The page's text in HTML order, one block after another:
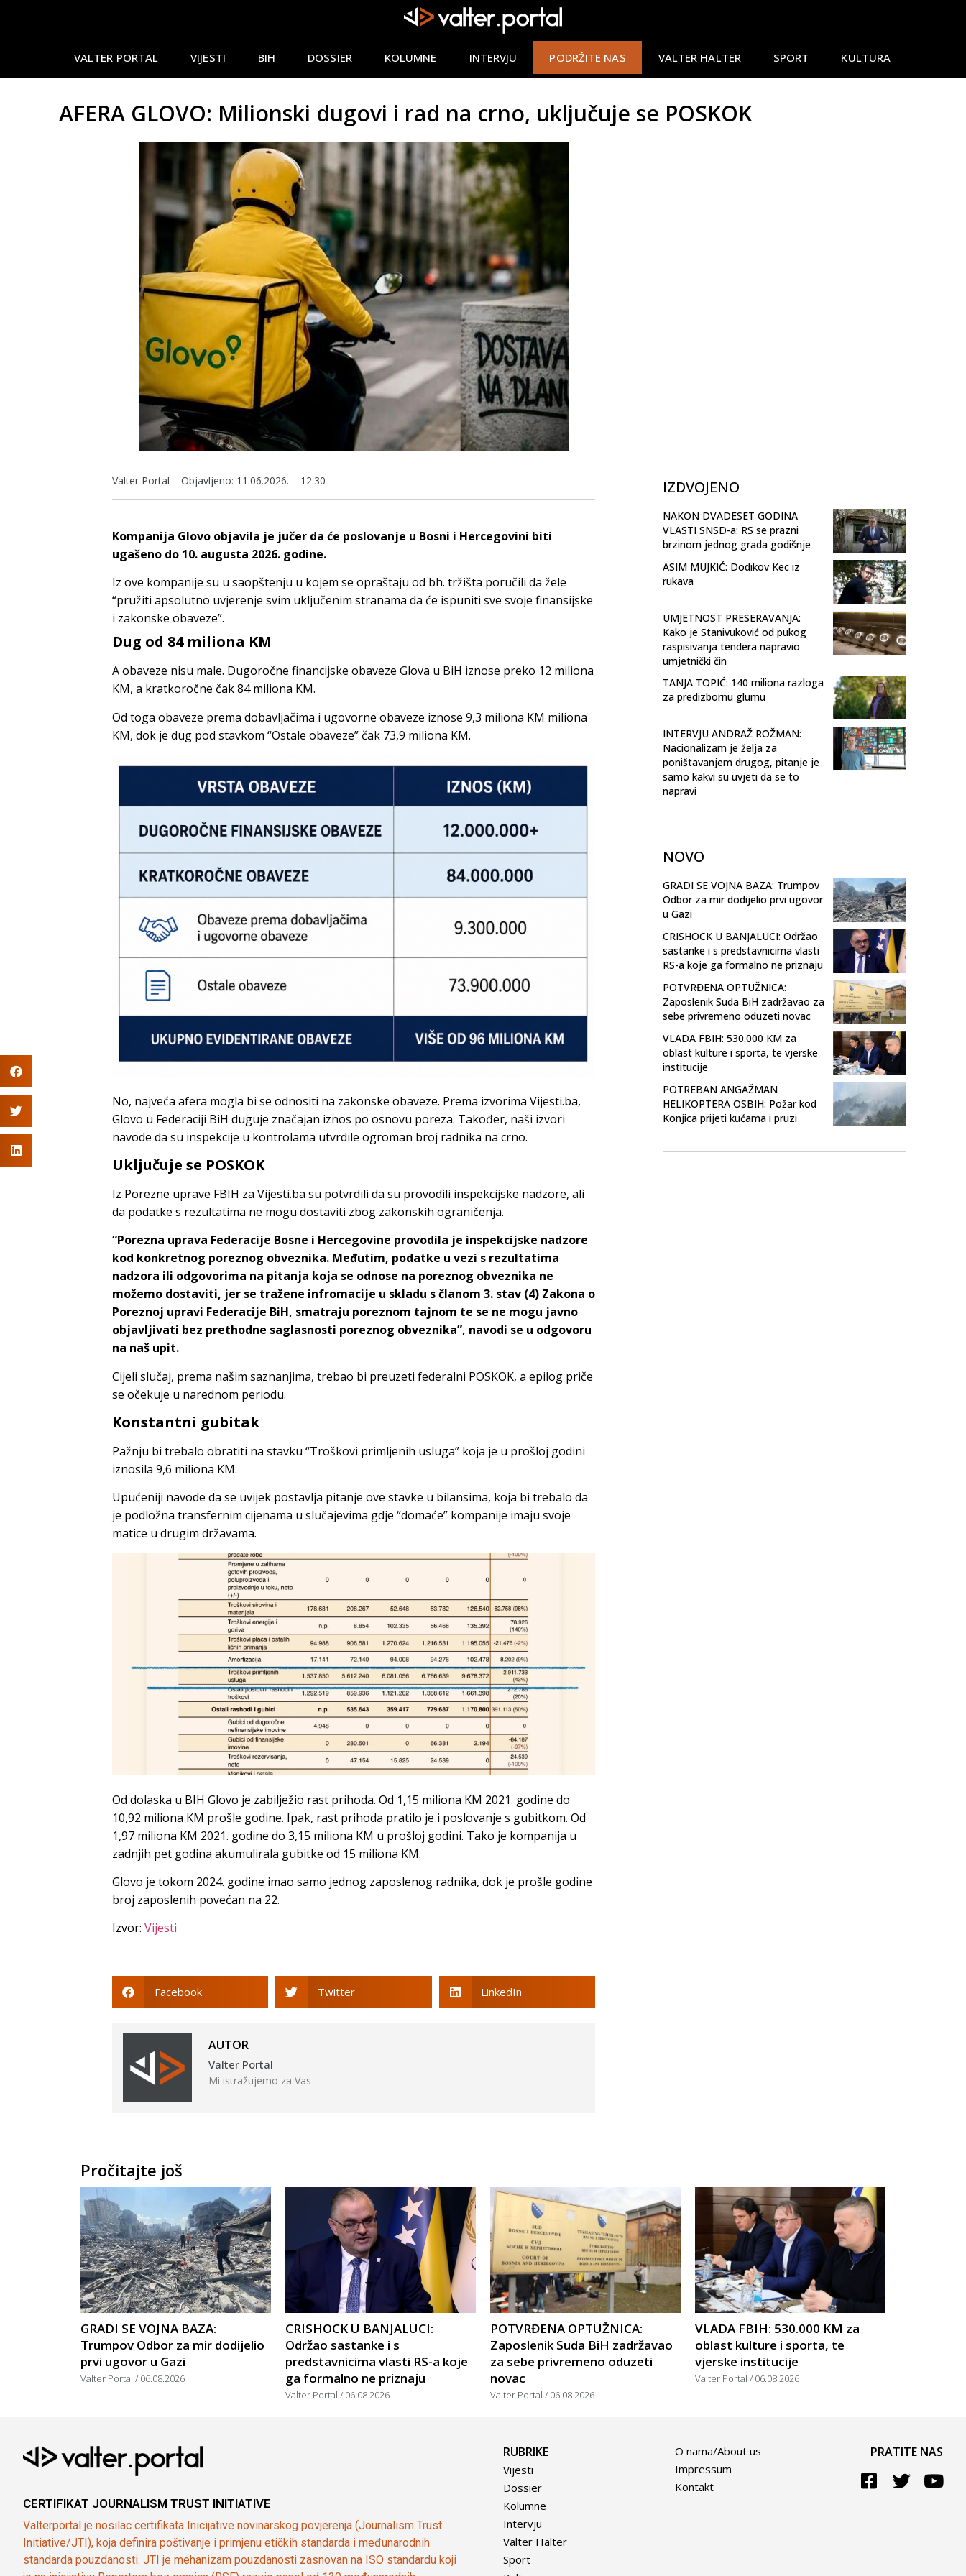
VALTER PORTAL VIJESTI BIH DOSSIER KOLUMNE INTERVJU PODRŽITE NAS VALTER HALTER SPORT KULTURA
AFERA GLOVO: Milionski dugovi i rad na crno, uključuje se POSKOK
Valter Portal Objavljeno: 11.06.2026. 12:30
Kompanija Glovo objavila je jučer da će poslovanje u Bosni i Hercegovini biti
ugašeno do 10. augusta 2026. godine.
Iz ove kompanije su u saopštenju u kojem se opraštaju od bh. tržišta poručili da žele
“pružiti apsolutno uvjerenje svim uključenim stranama da će ispuniti sve svoje finansijske
i zakonske obaveze”.
Dug od 84 miliona KM
A obaveze nisu male. Dugoročne financijske obaveze Glova u BiH iznose preko 12 miliona
KM, a kratkoročne čak 84 miliona KM.
Od toga obaveze prema dobavljačima i ugovorne obaveze iznose 9,3 miliona KM miliona
KM, dok je dug pod stavkom “Ostale obaveze” čak 73,9 miliona KM.
No, najveća afera mogla bi se odnositi na zakonske obaveze. Prema izvorima Vijesti.ba,
Glovo u Federaciji BiH duguje značajan iznos po osnovu poreza. Također, naši izvori
navode da su inspekcije u kontrolama utvrdile ogroman broj radnika na crno.
Uključuje se POSKOK
Iz Porezne uprave FBIH za Vijesti.ba su potvrdili da su provodili inspekcijske nadzore, ali
da podatke s rezultatima ne mogu dostaviti zbog zakonskih ograničenja.
“Porezna uprava Federacije Bosne i Hercegovine provodila je inspekcijske nadzore
kod konkretnog poreznog obveznika. Međutim, podatke u vezi s rezultatima
nadzora ili odgovorima na pitanja koja se odnose na poreznog obveznika ne
možemo dostaviti, jer se tražene infromacije u skladu s članom 3. stav (4) Zakona o
Poreznoj upravi Federacije BiH, smatraju poreznom tajnom te se ne mogu javno
objavljivati bez prethodne saglasnosti poreznog obveznika”, navodi se u odgovoru
na naš upit.
Cijeli slučaj, prema našim saznanjima, trebao bi preuzeti federalni POSKOK, a epilog priče
se očekuje u narednom periodu.
Konstantni gubitak
Pažnju bi trebalo obratiti na stavku “Troškovi primljenih usluga” koja je u prošloj godini
iznosila 9,6 miliona KM.
Upućeniji navode da se uvijek postavlja pitanje ove stavke u bilansima, koja bi trebalo da
je podložna transfernim cijenama u slučajevima gdje “domaće” kompanije imaju svoje
matice u drugim državama.
Od dolaska u BIH Glovo je zabilježio rast prihoda. Od 1,15 miliona KM 2021. godine do
10,92 miliona KM prošle godine. Ipak, rast prihoda pratilo je i poslovanje s gubitkom. Od
1,97 miliona KM 2021. godine do 3,15 miliona KM u prošloj godini. Tako je kompanija u
zadnjih pet godina akumulirala gubitke od 15 miliona KM.
Glovo je tokom 2024. godine imao samo jednog zaposlenog radnika, dok je prošle godine
broj zaposlenih povećan na 22.
Izvor: Vijesti
Facebook Twitter LinkedIn
AUTOR
Valter Portal
Mi istražujemo za Vas
IZDVOJENO
NAKON DVADESET GODINA
VLASTI SNSD-a: RS se prazni
brzinom jednog grada godišnje
ASIM MUJKIĆ: Dodikov Kec iz
rukava
UMJETNOST PRESERAVANJA:
Kako je Stanivuković od pukog
raspisivanja tendera napravio
umjetnički čin
TANJA TOPIĆ: 140 miliona razloga
za predizbornu glumu
INTERVJU ANDRAŽ ROŽMAN:
Nacionalizam je želja za
poništavanjem drugog, pitanje je
samo kakvi su uvjeti da se to
napravi
NOVO
GRADI SE VOJNA BAZA: Trumpov
Odbor za mir dodijelio prvi ugovor
u Gazi
CRISHOCK U BANJALUCI: Održao
sastanke i s predstavnicima vlasti
RS-a koje ga formalno ne priznaju
POTVRĐENA OPTUŽNICA:
Zaposlenik Suda BiH zadržavao za
sebe privremeno oduzeti novac
VLADA FBIH: 530.000 KM za
oblast kulture i sporta, te vjerske
institucije
POTREBAN ANGAŽMAN
HELIKOPTERA OSBIH: Požar kod
Konjica prijeti kućama i pruzi
Pročitajte još
GRADI SE VOJNA BAZA:
Trumpov Odbor za mir dodijelio
prvi ugovor u Gazi
Valter Portal 06.08.2026
CRISHOCK U BANJALUCI:
Održao sastanke i s
predstavnicima vlasti RS-a koje
ga formalno ne priznaju
Valter Portal 06.08.2026
POTVRĐENA OPTUŽNICA:
Zaposlenik Suda BiH zadržavao
za sebe privremeno oduzeti
novac
Valter Portal 06.08.2026
VLADA FBIH: 530.000 KM za
oblast kulture i sporta, te
vjerske institucije
Valter Portal 06.08.2026
CERTIFIKAT JOURNALISM TRUST INITIATIVE
Valterportal je nosilac certifikata Inicijative novinarskog povjerenja (Journalism Trust
Initiative/JTI), koja definira poštivanje i primjenu etičkih standarda i međunarodnih
standarda pouzdanosti. JTI je mehanizam pouzdanosti zasnovan na ISO standardu koji
RUBRIKE
Vijesti
Dossier
Kolumne
Intervju
Valter Halter
Sport
O nama/About us
Impressum
Kontakt
PRATITE NAS